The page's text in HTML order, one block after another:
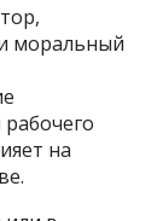
моральный
на